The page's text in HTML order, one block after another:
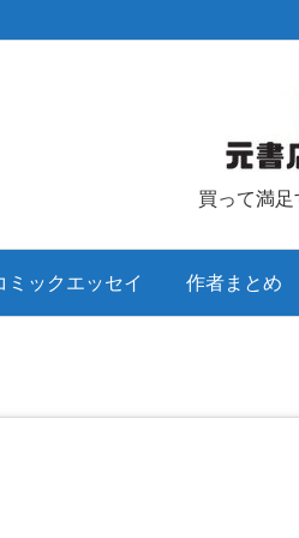
買って満
ミックエッセイ 作者まとめ